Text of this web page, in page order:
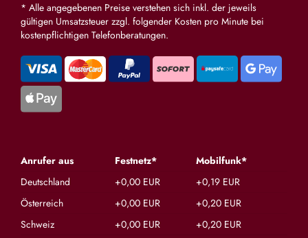
* Alle angegebenen Preise verstehen sich inkl. der jeweils
gültigen Umsatzsteuer zzgl. folgender Kosten pro Minute bei
kostenpflichtigen Telefonberatungen.
Anrufer aus Festnetz*
Mobilfunk*
Deutschland
+0,00 EUR
+0,19 EUR
Österreich
+0,00 EUR
+0,20 EUR
Schweiz
+0,00 EUR
+0,20 EUR